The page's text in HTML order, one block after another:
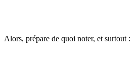
Alors, prépare de quoi noter, et surtout :